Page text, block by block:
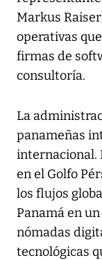
Markus
operativas
firmas de
consultoría.
La
panameñas
internacional.
en el Golfo
los flujos
Panamá en
nómadas
tecnológicas